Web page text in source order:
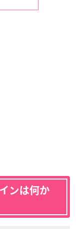
ンは何か